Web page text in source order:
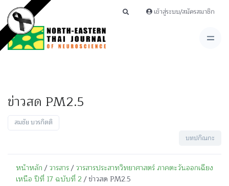
เข้าสู่ระบบ/สมัครสมาชิก
ข่าวสด PM2.5
สมชัย บวรกิตติ
บทปกิณกะ
หน้าหลัก/วารสาร/วารสารประสาทวิทยาศาสตร์ ภาคตะวันออกเฉียง
เหนือ ปีที่ 17 ฉบับที่ 2/ ข่าวสด PM2.5